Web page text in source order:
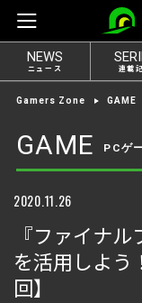
NEWS
ニュース 連載
Gamers Zone GAME
GAME PCゲ
2020.11.26
『ファイナ
を活用しよう
回】